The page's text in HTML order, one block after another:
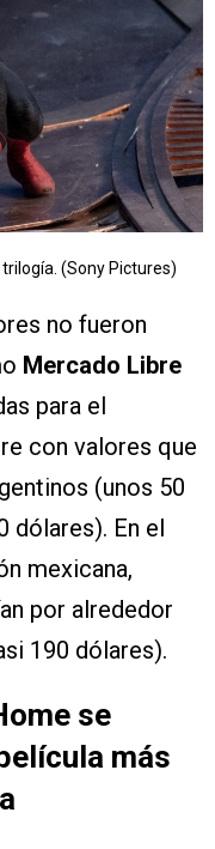
(Sony Pictures)
no fueron
Mercado Libre
para el
con valores que
(unos 50
dólares). En el
mexicana,
por alrededor
190 dólares).
se
más